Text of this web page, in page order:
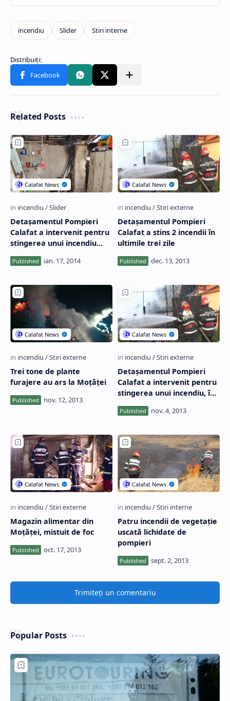
Related Posts
Detaşamentul Pompieri
Calafat a intervenit pentru
stingerea unui incendiu
provocat de o afumătoare
Detaşamentul Pompieri
Calafat a stins 2 incendii în
ultimile trei zile
Trei tone de plante
furajere au ars la Moţăţei
Detaşamentul Pompieri
Calafat a intervenit pentru
stingerea unui incendiu, în
comuna Desa
Magazin alimentar din
Moţăţei, mistuit de foc
Patru incendii de vegetație
uscată lichidate de
pompieri
Trimiteți un comentariu
Popular Posts